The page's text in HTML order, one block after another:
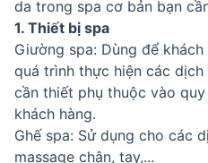
da trong spa cơ bản bạn
1. Thiết bị spa
Giường spa: Dùng để
quá trình thực hiện các
cần thiết phụ thuộc vào
khách hàng.
Ghế spa: Sử dụng cho các
massage chân, tay,...